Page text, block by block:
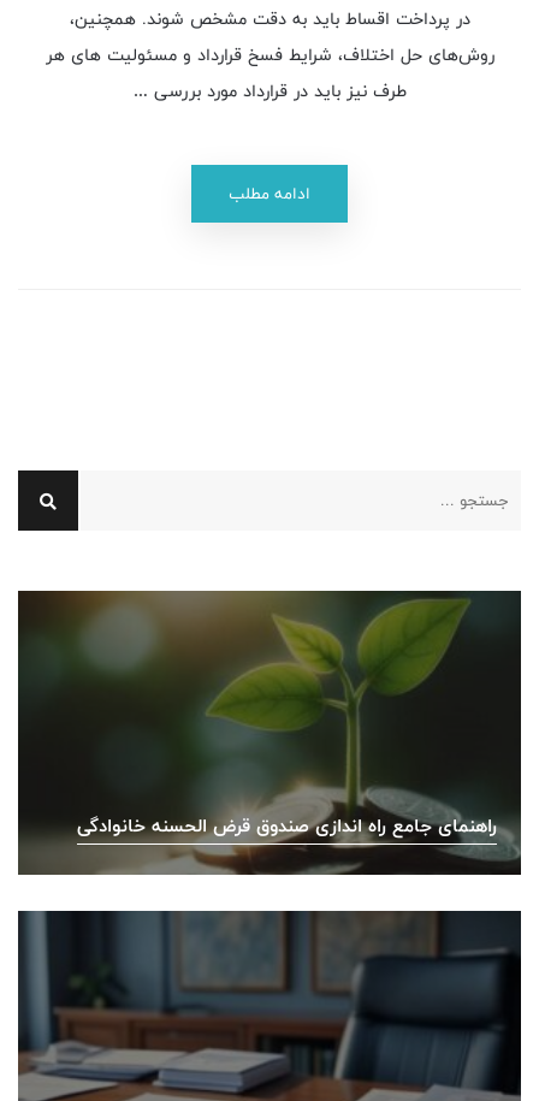
در پرداخت اقساط باید به دقت مشخص شوند. همچنین،
روش‌های حل اختلاف، شرایط فسخ قرارداد و مسئولیت‌ های هر
طرف نیز باید در قرارداد مورد بررسی …
ادامه مطلب
راهنمای جامع راه اندازی صندوق قرض الحسنه خانوادگی